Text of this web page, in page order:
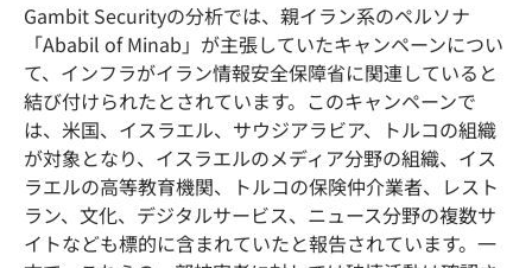
Gambit Securityの分析では、親イラン系のペルソナ
「Ababil of Minab」が主張していたキャンペーンについ
て、インフラがイラン情報安全保障省に関連していると
結び付けられたとされています。このキャンペーンで
は、米国、イスラエル、サウジアラビア、トルコの組織
が対象となり、イスラエルのメディア分野の組織、イス
ラエルの高等教育機関、トルコの保険仲介業者、レスト
ラン、文化、デジタルサービス、ニュース分野の複数サ
イトなども標的に含まれていたと報告されています。一